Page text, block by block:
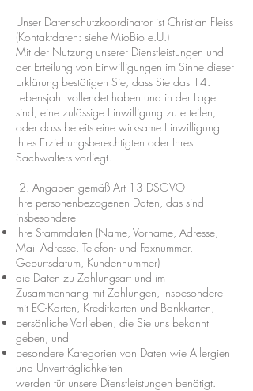
Unser Datenschutzkoordinator ist Christian Fleiss
(Kontaktdaten: siehe MioBio e.U.)
Mit der Nutzung unserer Dienstleistungen und
der Erteilung von Einwilligungen im Sinne dieser
Erklärung bestätigen Sie, dass Sie das 14.
Lebensjahr vollendet haben und in der Lage
sind, eine zulässige Einwilligung zu erteilen,
oder dass bereits eine wirksame Einwilligung
Ihres Erziehungsberechtigten oder Ihres
Sachwalters vorliegt.
2. Angaben gemäß Art 13 DSGVO
Ihre personenbezogenen Daten, das sind
insbesondere
Ihre Stammdaten (Name, Vorname, Adresse,
Mail Adresse, Telefon- und Faxnummer,
Geburtsdatum, Kundennummer)
die Daten zu Zahlungsart und im
Zusammenhang mit Zahlungen, insbesondere
mit EC-Karten, Kreditkarten und Bankkarten,
persönliche Vorlieben, die Sie uns bekannt
geben, und
besondere Kategorien von Daten wie Allergien
und Unverträglichkeiten
werden für unsere Dienstleistungen benötigt.